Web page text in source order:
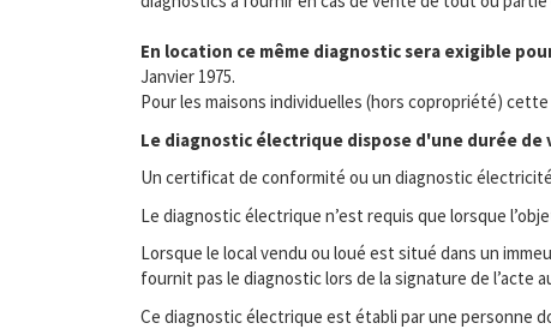
En location ce même diagnostic sera exigible
Janvier 1975.
Pour les maisons individuelles (hors copropriété)
Le diagnostic électrique dispose d'une durée
Un certificat de conformité ou un diagnostic
Le diagnostic électrique n’est requis que lorsque
Lorsque le local vendu ou loué est situé dans un
fournit pas le diagnostic lors de la signature de l’acte
Ce diagnostic électrique est établi par une personne